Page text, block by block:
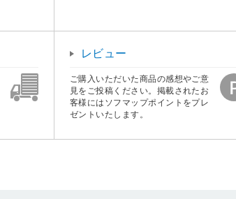
レビュー
ご購入いただいた商品の感想やご意
見をご投稿ください。掲載されたお
客様にはソフマップポイントをプレ
ゼントいたします。